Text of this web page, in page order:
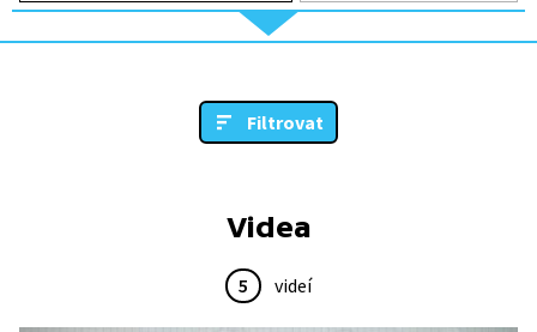
Filtrovat
Videa
5 videí